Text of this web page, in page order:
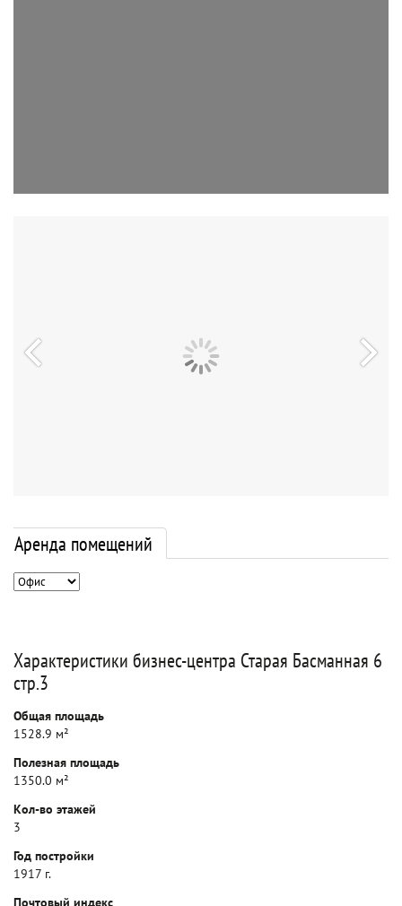
Аренда помещений
Характеристики бизнес-центра Старая Басманная 6
стр.3
Общая площадь
1528.9 м²
Полезная площадь
1350.0 м²
Кол-во этажей
3
Год постройки
1917 г.
Почтовый индекс